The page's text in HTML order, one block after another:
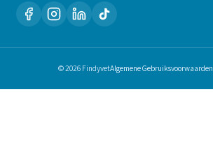
© 2026 FindyvetAlgemene Gebruiksvoorwaarden